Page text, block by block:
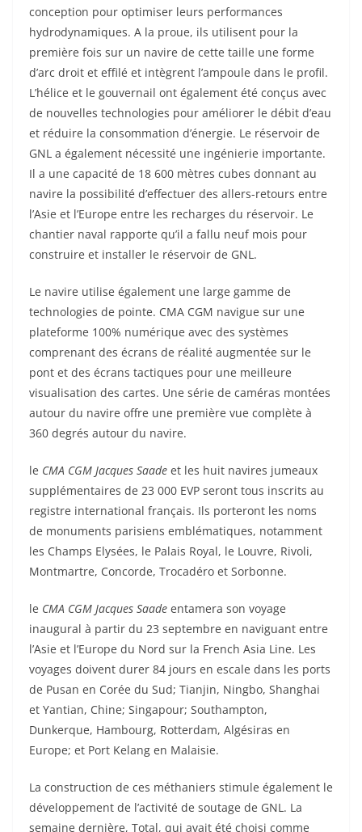
conception pour optimiser leurs performances
hydrodynamiques. A la proue, ils utilisent pour la
première fois sur un navire de cette taille une forme
d’arc droit et effilé et intègrent l’ampoule dans le profil.
L’hélice et le gouvernail ont également été conçus avec
de nouvelles technologies pour améliorer le débit d’eau
et réduire la consommation d’énergie. Le réservoir de
GNL a également nécessité une ingénierie importante.
Il a une capacité de 18 600 mètres cubes donnant au
navire la possibilité d’effectuer des allers-retours entre
l’Asie et l’Europe entre les recharges du réservoir. Le
chantier naval rapporte qu’il a fallu neuf mois pour
construire et installer le réservoir de GNL.
Le navire utilise également une large gamme de
technologies de pointe. CMA CGM navigue sur une
plateforme 100% numérique avec des systèmes
comprenant des écrans de réalité augmentée sur le
pont et des écrans tactiques pour une meilleure
visualisation des cartes. Une série de caméras montées
autour du navire offre une première vue complète à
360 degrés autour du navire.
le CMA CGM Jacques Saade et les huit navires jumeaux
supplémentaires de 23 000 EVP seront tous inscrits au
registre international français. Ils porteront les noms
de monuments parisiens emblématiques, notamment
les Champs Elysées, le Palais Royal, le Louvre, Rivoli,
Montmartre, Concorde, Trocadéro et Sorbonne.
le CMA CGM Jacques Saade entamera son voyage
inaugural à partir du 23 septembre en naviguant entre
l’Asie et l’Europe du Nord sur la French Asia Line. Les
voyages doivent durer 84 jours en escale dans les ports
de Pusan ​​en Corée du Sud; Tianjin, Ningbo, Shanghai
et Yantian, Chine; Singapour; Southampton,
Dunkerque, Hambourg, Rotterdam, Algésiras en
Europe; et Port Kelang en Malaisie.
La construction de ces méthaniers stimule également le
développement de l’activité de soutage de GNL. La
semaine dernière, Total, qui avait été choisi comme